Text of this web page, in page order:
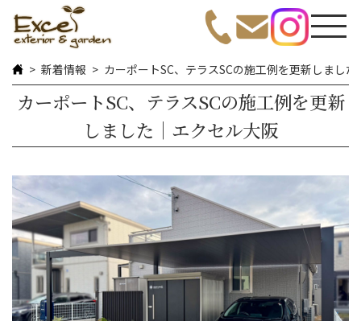
新着情報 カーポートSC、テラスSCの施工例を更新しまし
カーポートSC、テラスSCの施工例を更新
しました｜エクセル大阪